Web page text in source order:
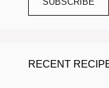
RECENT